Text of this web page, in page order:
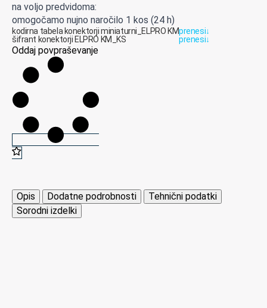
na voljo predvidoma:
omogočamo nujno naročilo 1 kos (24 h)
kodirna tabela konektorji miniaturni_ELPRO KMprenesi↓
šifrant konektorji ELPRO KM_KS
prenesi↓
Oddaj povpraševanje
Opis Dodatne podrobnosti
Tehnični podatki
Sorodni izdelki